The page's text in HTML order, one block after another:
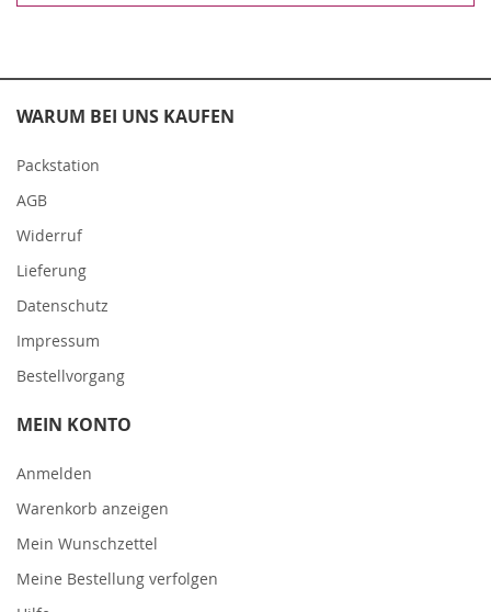
WARUM BEI UNS KAUFEN
Packstation
AGB
Widerruf
Lieferung
Datenschutz
Impressum
Bestellvorgang
MEIN KONTO
Anmelden
Warenkorb anzeigen
Mein Wunschzettel
Meine Bestellung verfolgen